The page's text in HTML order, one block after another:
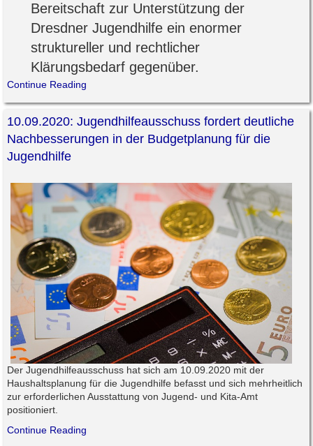
Bereitschaft zur Unterstützung der
Dresdner Jugendhilfe ein enormer
struktureller und rechtlicher
Klärungsbedarf gegenüber.
Continue Reading
10.09.2020: Jugendhilfeausschuss fordert deutliche
Nachbesserungen in der Budgetplanung für die
Jugendhilfe
Der Jugendhilfeausschuss hat sich am 10.09.2020 mit der
Haushaltsplanung für die Jugendhilfe befasst und sich mehrheitlich
zur erforderlichen Ausstattung von Jugend- und Kita-Amt
positioniert.
Continue Reading